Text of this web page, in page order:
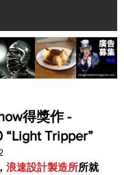
得獎作 -
“Light Tripper”
浪速設計製造所所就